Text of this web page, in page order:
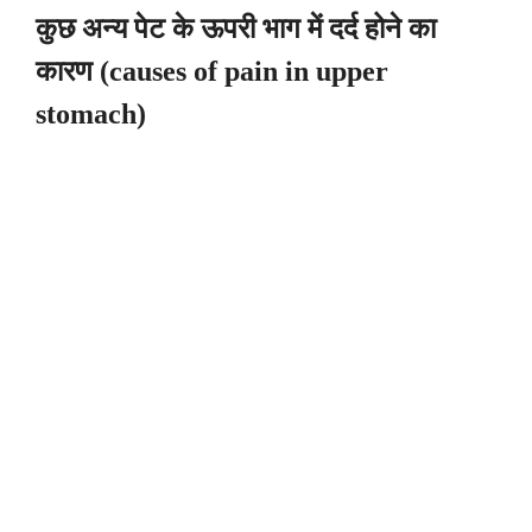
कुछ अन्य पेट के ऊपरी भाग में दर्द होने का
कारण (causes of pain in upper
stomach)